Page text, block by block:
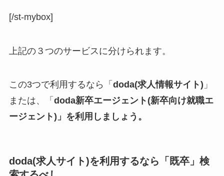
[/st-mybox]
上記の３つのサービスに分けられます。
この3つで利用するなら「 doda(求人情報サイト) 」
または、「 doda新卒エージェント(新卒向け就職エ
ージェント)」を利用しましょう。
doda(求人サイト)を利用するなら「既卒」検